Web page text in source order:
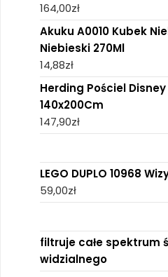
164,00zł
Akuku A0010 Kubek
Niebieski 270Ml
14,88zł
Herding Pościel
140x200Cm
147,90zł
LEGO DUPLO 10968
59,00zł
filtruje całe spektrum
widzialnego